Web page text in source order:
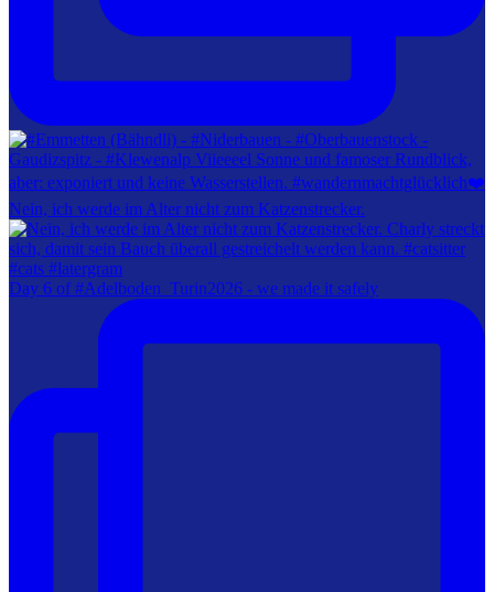
Nein, ich werde im Alter nicht zum Katzenstrecker.
Day 6 of #Adelboden_Turin2026 - we made it safely